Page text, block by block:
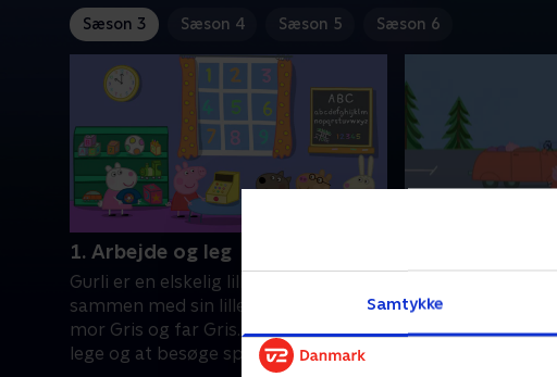
Samtykke
Sæson 3 Sæson 4 Sæson 5 Sæson 6
1. Arbejde og leg
Gurli er en elskelig lille gris, som bor
sammen med sin lillebror Gustav,
mor Gris og far Gris. Gurli elsker at
lege og at besøge spændende steder.
sammen med sin
mor Gris og far